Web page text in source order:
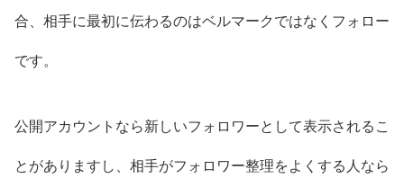
合、相手に最初に伝わるのはベルマークではなくフォロー
です。
公開アカウントなら新しいフォロワーとして表示されるこ
とがありますし、相手がフォロワー整理をよくする人なら